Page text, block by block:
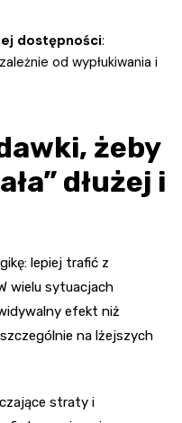
dostępności:
od wypłukiwania i
żeby
dłużej i
lepiej trafić z
wielu sytuacjach
efekt niż
na lżejszych
straty i